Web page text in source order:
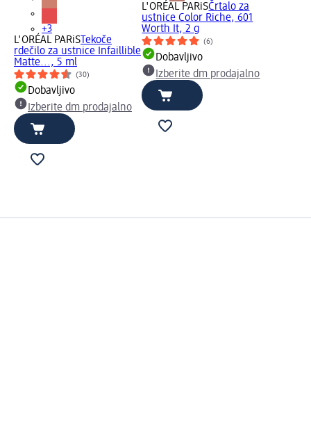
+3
L'ORÉAL PARiS Tekoče
rdečilo za ustnice Infaillible
Matte..., 5 ml
(30)
Dobavljivo
Izberite dm prodajalno
L'ORÉAL PARiSČrtalo za
ustnice Color Riche, 601
Worth It, 2 g
(6)
Dobavljivo
Izberite dm prodajalno